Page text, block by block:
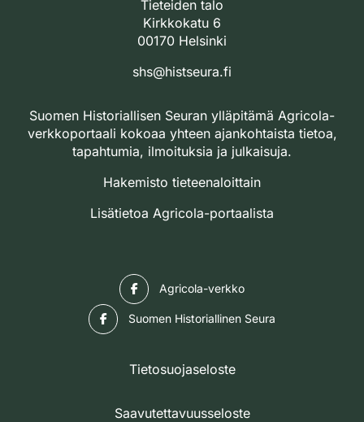
Tieteiden talo
Kirkkokatu 6
00170 Helsinki
shs@histseura.fi
Suomen Historiallisen Seuran ylläpitämä Agricola-
verkkoportaali kokoaa yhteen ajankohtaista tietoa,
tapahtumia, ilmoituksia ja julkaisuja.
Hakemisto tieteenaloittain
Lisätietoa Agricola-portaalista
Agricola-verkko
Suomen Historiallinen Seura
Tietosuojaseloste
Saavutettavuusseloste